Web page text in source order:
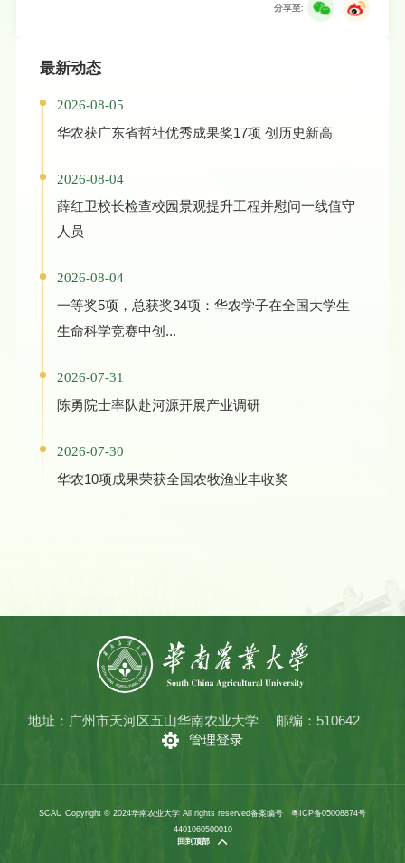
分享至:
最新动态
2026-08-05
华农获广东省哲社优秀成果奖17项 创历史新高
2026-08-04
薛红卫校长检查校园景观提升工程并慰问一线值守
人员
2026-08-04
一等奖5项，总获奖34项：华农学子在全国大学生
生命科学竞赛中创...
2026-07-31
陈勇院士率队赴河源开展产业调研
2026-07-30
华农10项成果荣获全国农牧渔业丰收奖
地址：广州市天河区五山华南农业大学
邮编：510642
管理登录
SCAU Copyright © 2024华南农业大学 All rights reserved备案编号：粤ICP备05008874号
4401060500010
回到顶部